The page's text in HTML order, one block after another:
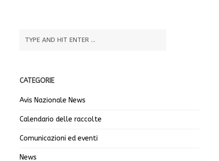
CATEGORIE
Avis Nazionale News
Calendario delle raccolte
Comunicazioni ed eventi
News